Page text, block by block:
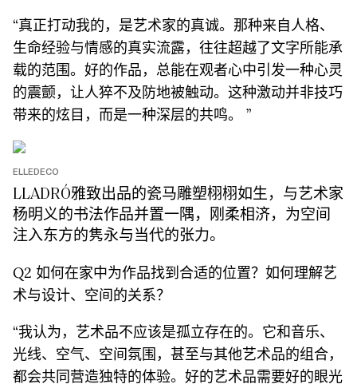
“真正打动我的，是艺术家的真诚。那种来⾃⼈格、
⽣命经验与情感的真实流露，往往超越了⽂字所能承
载的范围。好的作品，总能在观者⼼中引发⼀种⼼灵
的震颤，让⼈猝不及防地被触动。这种激动并⾮技巧
带来的炫⽬，⽽是⼀种深层的共鸣。 ”
ELLEDECO
LLADRÓ雅致出品的瓷马雕塑栩栩如生，与艺术家
杨明义的书法作品并置一隅，刚柔相济，为空间
注入东方的隽永与当代的张力。
Q2 如何在家中为作品找到合适的位置？如何理解艺
术与设计、空间的关系？
“我认为，艺术品不应该是孤⽴存在的。它和⾳乐、
光线、空⽓、空间氛围，甚⾄与其他艺术品的组合，
都会共同营造独特的体验。好的艺术品需要好的眼光